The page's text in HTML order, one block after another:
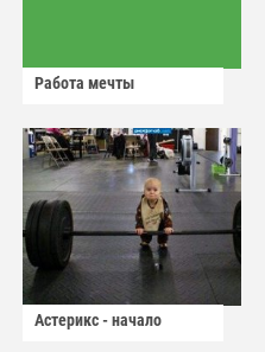
Работа мечты
Астерикс - начало